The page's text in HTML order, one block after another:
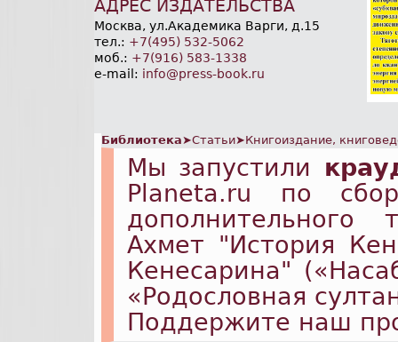
АДРЕС ИЗДАТЕЛЬСТВА
Москва, ул.Академика Варги, д.15
тел.: +7(495) 532-5062
моб.: +7(916) 583-1338
e-mail: info@press-book.ru
Библиотека➤Статьи➤Книгоиздание,
Мы запустили
Planeta.ru по
дополнительного
Ахмет "История
Кенесарина"
«Родословная
Поддержите наш